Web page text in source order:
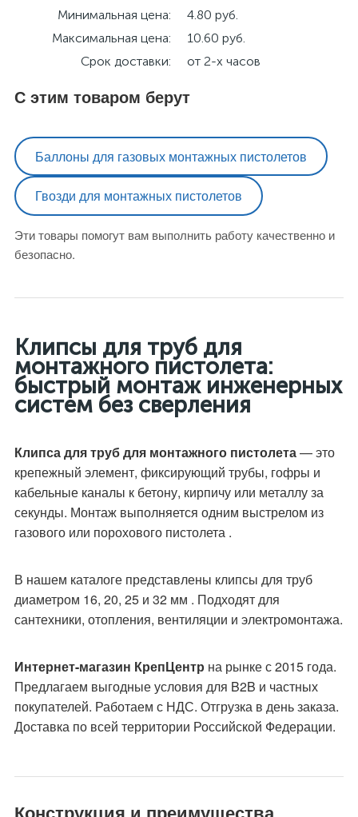
Минимальная цена:
4.80 руб.
Максимальная цена:
10.60 руб.
Срок доставки:
от 2-х часов
С этим товаром берут
Баллоны для газовых монтажных пистолетов
Гвозди для монтажных пистолетов
Эти товары помогут вам выполнить работу качественно и
безопасно.
Клипсы для труб для
монтажного пистолета:
быстрый монтаж инженерных
систем без сверления
Клипса для труб для монтажного пистолета— это
крепежный элемент, фиксирующий трубы, гофры и
кабельные каналы к бетону, кирпичу или металлу за
секунды. Монтаж выполняется одним выстрелом из
газового или порохового пистолета .
В нашем каталоге представлены клипсы для труб
диаметром 16, 20, 25 и 32 мм . Подходят для
сантехники, отопления, вентиляции и электромонтажа.
Интернет-магазин КрепЦентр на рынке с 2015 года.
Предлагаем выгодные условия для B2B и частных
покупателей. Работаем с НДС. Отгрузка в день заказа.
Доставка по всей территории Российской Федерации.